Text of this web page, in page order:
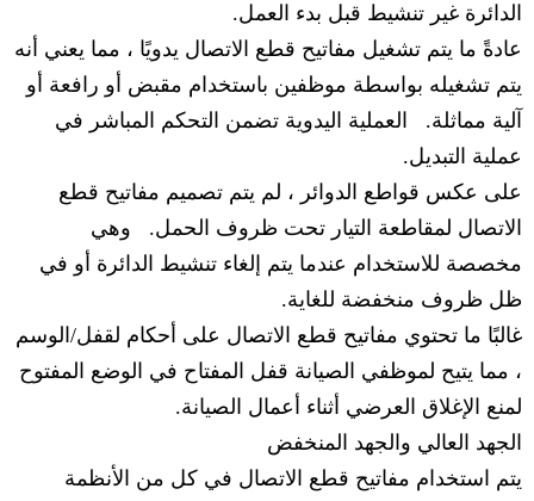
الدائرة غير تنشيط قبل بدء العمل.
عادةً ما يتم تشغيل مفاتيح قطع الاتصال يدويًا ، مما يعني أنه
يتم تشغيله بواسطة موظفين باستخدام مقبض أو رافعة أو
آلية مماثلة. العملية اليدوية تضمن التحكم المباشر في
عملية التبديل.
على عكس قواطع الدوائر ، لم يتم تصميم مفاتيح قطع
الاتصال لمقاطعة التيار تحت ظروف الحمل. وهي
مخصصة للاستخدام عندما يتم إلغاء تنشيط الدائرة أو في
ظل ظروف منخفضة للغاية.
غالبًا ما تحتوي مفاتيح قطع الاتصال على أحكام لقفل/الوسم
، مما يتيح لموظفي الصيانة قفل المفتاح في الوضع المفتوح
لمنع الإغلاق العرضي أثناء أعمال الصيانة.
الجهد العالي والجهد المنخفض
يتم استخدام مفاتيح قطع الاتصال في كل من الأنظمة